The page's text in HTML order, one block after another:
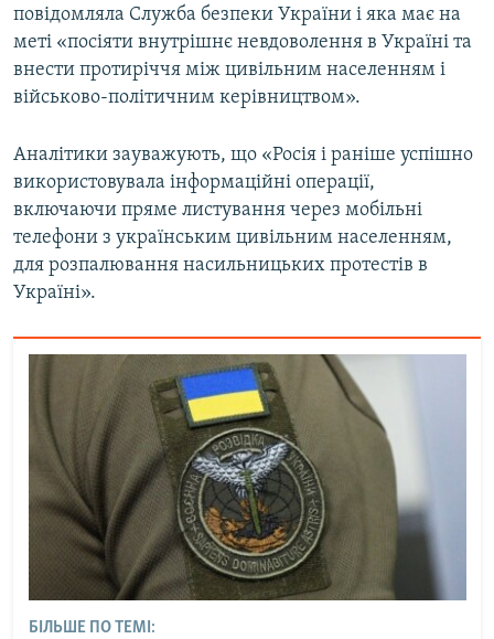
повідомляла Служба безпеки України і яка має на
меті «​посіяти внутрішнє невдоволення в Україні та
внести протиріччя між цивільним населенням і
військово-політичним керівництвом».
Аналітики зауважують, що «Росія і раніше успішно
використовувала інформаційні операції,
включаючи пряме листування через мобільні
телефони з українським цивільним населенням,
для розпалювання насильницьких протестів в
Україні».
БІЛЬШЕ ПО ТЕМІ: